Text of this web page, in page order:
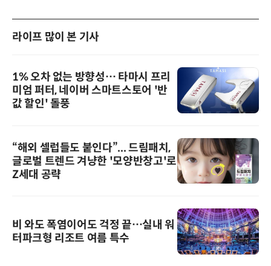
라이프 많이 본 기사
1% 오차 없는 방향성… 타마시 프리
미엄 퍼터, 네이버 스마트스토어 '반
값 할인' 돌풍
“해외 셀럽들도 붙인다”... 드림패치,
글로벌 트렌드 겨냥한 '모양반창고'로
Z세대 공략
비 와도 폭염이어도 걱정 끝…실내 워
터파크형 리조트 여름 특수